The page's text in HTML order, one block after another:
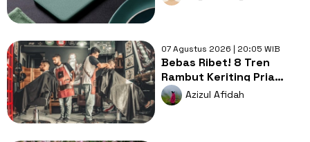
07 Agustus 2026 | 20:05 WIB
Bebas Ribet! 8 Tren
Rambut Keriting Pria
untuk Wajah Kotak yang
Gampang Ditata
Azizul Afidah